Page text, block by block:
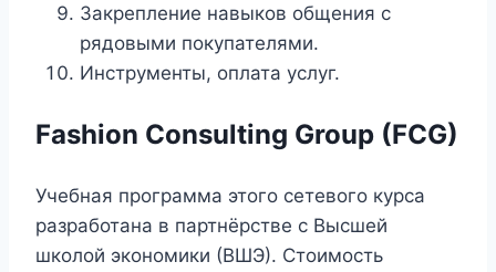
Закрепление навыков общения с
рядовыми покупателями.
Инструменты, оплата услуг.
Fashion Consulting Group (FCG)
Учебная программа этого сетевого курса
разработана в партнёрстве с Высшей
школой экономики (ВШЭ). Стоимость